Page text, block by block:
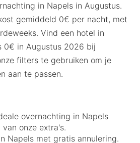
in Napels in Augustus.
gemiddeld 0€ per nacht, met
Vind een hotel in
0€ in Augustus 2026 bij
filters te gebruiken om je
aan te passen.
overnachting in Napels
onze extra's.
Napels met gratis annulering.